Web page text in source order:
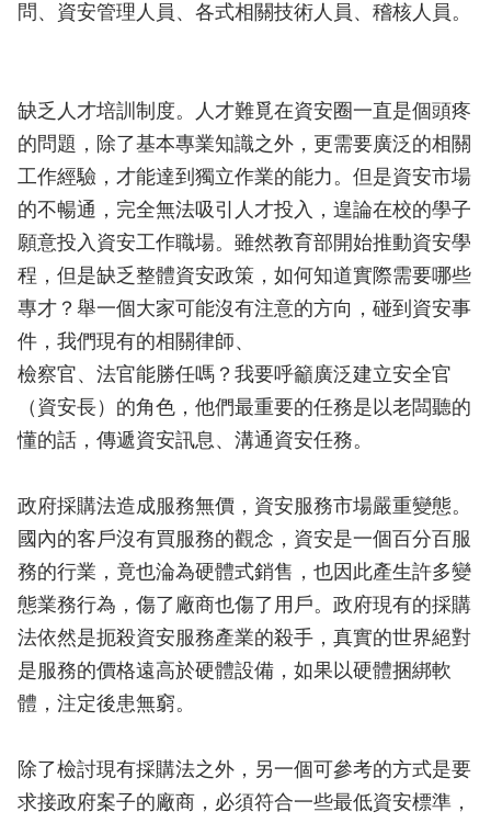
問、資安管理人員、各式相關技術人員、稽核人員。
缺乏人才培訓制度。人才難覓在資安圈一直是個頭疼
的問題，除了基本專業知識之外，更需要廣泛的相關
工作經驗，才能達到獨立作業的能力。但是資安市場
的不暢通，完全無法吸引人才投入，遑論在校的學子
願意投入資安工作職場。雖然教育部開始推動資安學
程，但是缺乏整體資安政策，如何知道實際需要哪些
專才？舉一個大家可能沒有注意的方向，碰到資安事
件，我們現有的相關律師、
檢察官、法官能勝任嗎？我要呼籲廣泛建立安全官
（資安長）的角色，他們最重要的任務是以老闆聽的
懂的話，傳遞資安訊息、溝通資安任務。
政府採購法造成服務無價，資安服務市場嚴重變態。
國內的客戶沒有買服務的觀念，資安是一個百分百服
務的行業，竟也淪為硬體式銷售，也因此產生許多變
態業務行為，傷了廠商也傷了用戶。政府現有的採購
法依然是扼殺資安服務產業的殺手，真實的世界絕對
是服務的價格遠高於硬體設備，如果以硬體捆綁軟
體，注定後患無窮。
除了檢討現有採購法之外，另一個可參考的方式是要
求接政府案子的廠商，必須符合一些最低資安標準，